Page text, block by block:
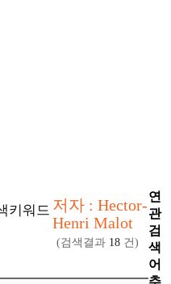
키워드 저자 : Hector-
Henri Malot
(검색결과 18 건)
연
관
검
색
어
추